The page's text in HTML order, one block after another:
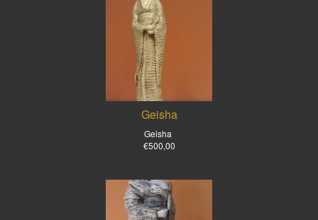
Geisha
Geisha
€500,00